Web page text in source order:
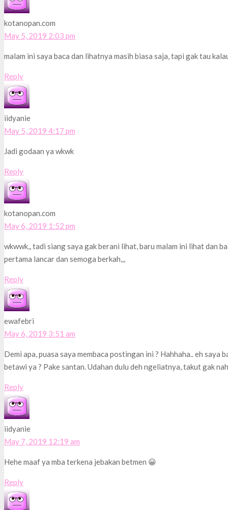
kotanopan.com
May 5, 2019 2:03 pm
malam ini saya baca dan lihatnya masih biasa saja, tapi gak tau
Reply
iidyanie
May 5, 2019 4:17 pm
Jadi godaan ya wkwk
Reply
kotanopan.com
May 6, 2019 1:52 pm
wkwwk,, tadi siang saya gak berani lihat, baru malam ini lihat dan
pertama lancar dan semoga berkah,,,
Reply
ewafebri
May 6, 2019 3:51 am
Demi apa, puasa saya membaca postingan ini ? Hahhaha.. eh
betawi ya ? Pake santan. Udahan dulu deh ngeliatnya, takut gak
Reply
iidyanie
May 7, 2019 12:19 am
Hehe maaf ya mba terkena jebakan betmen 😀
Reply